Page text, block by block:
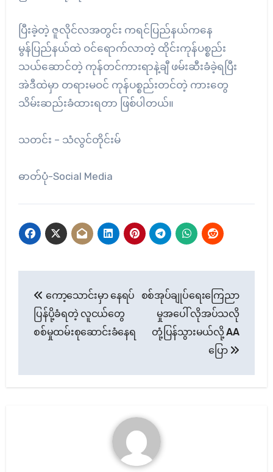
ပြီးခဲ့တဲ့ ဇူလိုင်လအတွင်း ကရင်ပြည်နယ်ကနေ
မွန်ပြည်နယ်ထဲ ဝင်ရောက်လာတဲ့ ထိုင်းကုန်ပစ္စည်း
သယ်ဆောင်တဲ့ ကုန်တင်ကားရာနဲ့ချီ ဖမ်းဆီးခံခဲ့ရပြီး
အဲဒီထဲမှာ တရားမဝင် ကုန်ပစ္စည်းတင်တဲ့ ကားတွေ
သိမ်းဆည်းခံထားရတာ ဖြစ်ပါတယ်။
သတင်း – သံလွင်တိုင်းမ်
ဓာတ်ပုံ-Social Media
navigation
ကော့သောင်းမှာ နေရပ်
ပြန်ပို့ခံရတဲ့ လူငယ်တွေ
စစ်မှုထမ်းစုဆောင်းခံနေရ
စစ်အုပ်ချုပ်ရေးကြေညာ
မှုအပေါ် လိုအပ်သလို
တုံ့ပြန်သွားမယ်လို့ AA
ပြော